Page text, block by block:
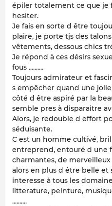
épiler totalement ce que je
hesiter.
Je fais en sorte d être
plaire, je porte tjs des
vêtements, dessous chics
Je répond à ces désirs
fous ..........
Toujours admirateur et
s empêcher quand une
côté d être aspiré par la
semble pres à disparaitre
Alors, je redouble d effort
séduisante.
C est un homme cultivé,
entreprend, entouré d une
charmantes, de merveilleux
alors en plus d être belle et
interesse à tous les
litterature, peinture,
..........